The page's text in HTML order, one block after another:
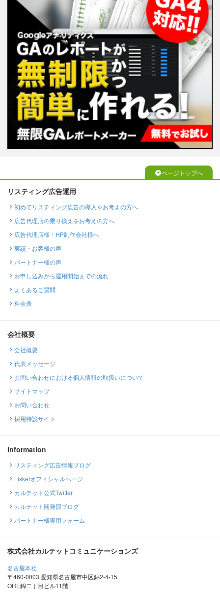
ページトップへ
リスティング広告運用
初めてリスティング広告の導入をお考えの方へ
広告代理店の乗り換えをお考えの方へ
広告代理店様・HP制作会社様へ
実績・お客様の声
パートナー様の声
お申し込みから運用開始までの流れ
よくあるご質問
料金表
会社概要
会社概要
代表メッセージ
お問い合わせにおける個人情報の取扱いについて
サイトマップ
お問い合わせ
採用特設サイト
Information
リスティング広告情報ブログ
Lisketオフィシャルページ
カルテット公式Twitter
カルテット開発部ブログ
パートナー様専用フォーム
株式会社カルテットコミュニケーションズ
名古屋本社
〒460-0003 愛知県名古屋市中区錦2-4-15
ORE錦二丁目ビル11階